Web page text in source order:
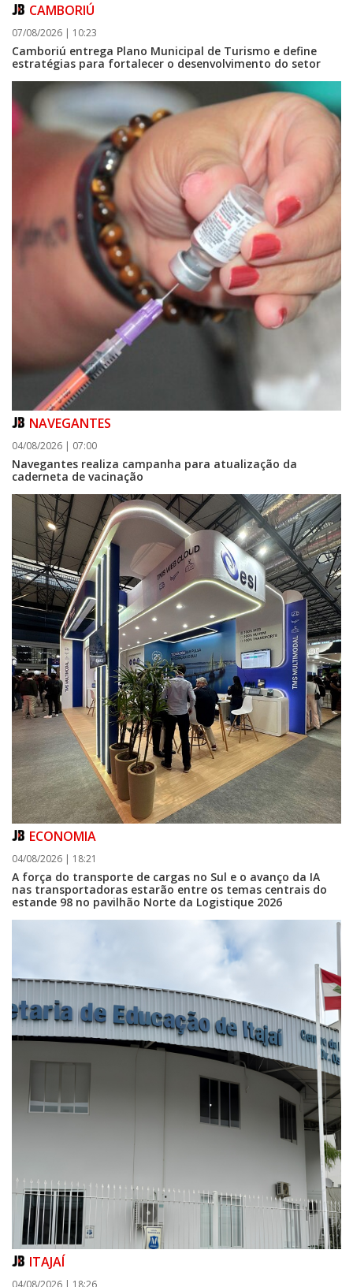
09/08/2026 | 07:00
Prefeitura de Balneário Piçarras realiza leilão eletrônico de bens móveis
e terrenos do IPRESP
CAMBORIÚ
07/08/2026 | 10:23
Camboriú entrega Plano Municipal de Turismo e define
estratégias para fortalecer o desenvolvimento do setor
NAVEGANTES
04/08/2026 | 07:00
Navegantes realiza campanha para atualização da
caderneta de vacinação
ECONOMIA
04/08/2026 | 18:21
A força do transporte de cargas no Sul e o avanço da IA
nas transportadoras estarão entre os temas centrais do
estande 98 no pavilhão Norte da Logistique 2026
ITAJAÍ
04/08/2026 | 18:26